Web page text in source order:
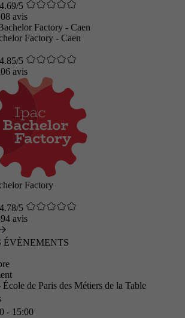
5
avis
Factory - Caen
5
avis
Factory
5
avis
ÉVÈNEMENTS
de Paris des Métiers de la Table
- 15:00